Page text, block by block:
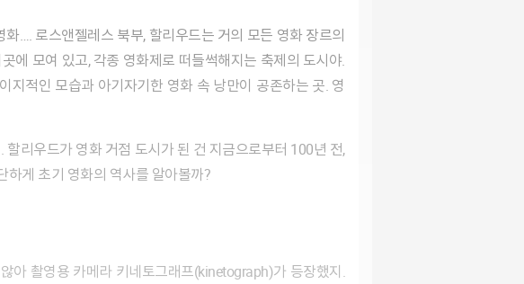
에 모여 있고, 각종 영화제로 떠들썩해지는 축제의 도시야.
적인 모습과 아기자기한 영화 속 낭만이 공존하는 곳. 영
하게 초기 영화의 역사를 알아볼까?